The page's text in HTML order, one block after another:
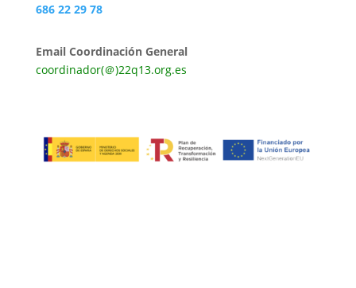
686 22 29 78
Email Coordinación General
coordinador(＠)22q13.org.es